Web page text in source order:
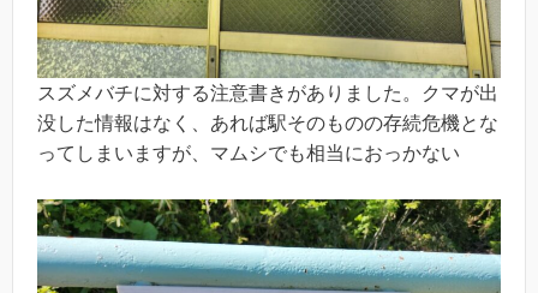
スズメバチに対する注意書きがありました。クマが出
没した情報はなく、あれば駅そのものの存続危機とな
ってしまいますが、マムシでも相当におっかない